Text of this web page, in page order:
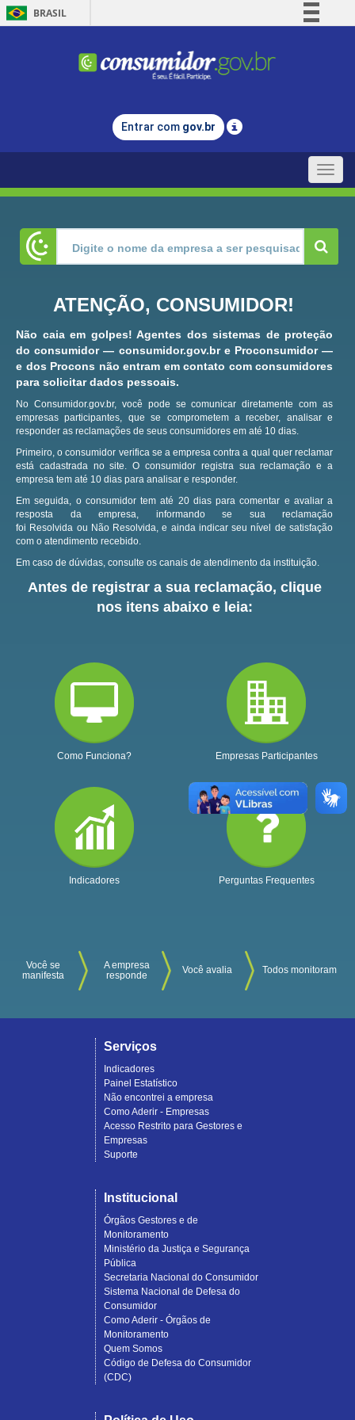
BRASIL
Comunica BR
Legislação
Entrar com gov.br
Toggle
ATENÇÃO, CONSUMIDOR!
Não caia em golpes! Agentes dos sistemas de proteção
do consumidor — consumidor.gov.br e Proconsumidor —
e dos Procons não entram em contato com consumidores
para solicitar dados pessoais.
No Consumidor.gov.br, você pode se comunicar diretamente com as
empresas participantes, que se comprometem a receber, analisar e
responder as reclamações de seus consumidores em até 10 dias.
Primeiro, o consumidor verifica se a empresa contra a qual quer reclamar
está cadastrada no site.O consumidor registra sua reclamação e a
empresa tem até 10 dias para analisar e responder.
Em seguida, o consumidor tem até 20 dias para comentar e avaliar a
resposta da empresa, informando se sua reclamação
foi Resolvida ou Não Resolvida, e ainda indicar seu nível de satisfação
com o atendimento recebido.
Em caso de dúvidas, consulte os canais de atendimento da instituição.
Antes de registrar a sua reclamação, clique
nos itens abaixo e leia:
Como Funciona? Empresas Participantes
Indicadores Perguntas Frequentes
Você se
manifesta
A empresa
responde
Você avalia Todos monitoram
Serviços
Indicadores
Painel Estatístico
Não encontrei a empresa
Como Aderir - Empresas
Acesso Restrito para Gestores e
Empresas
Suporte
Institucional
Órgãos Gestores e de
Monitoramento
Ministério da Justiça e Segurança
Pública
Secretaria Nacional do Consumidor
Sistema Nacional de Defesa do
Consumidor
Como Aderir - Órgãos de
Monitoramento
Quem Somos
Código de Defesa do Consumidor
(CDC)